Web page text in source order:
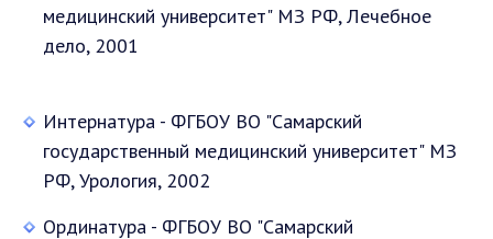
медицинский университет" МЗ РФ, Лечебное
дело, 2001
Интернатура - ФГБОУ ВО "Самарский
государственный медицинский университет" МЗ
РФ, Урология, 2002
Ординатура - ФГБОУ ВО "Самарский